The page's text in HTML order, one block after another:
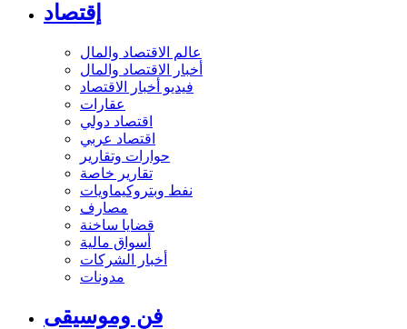
إقتصاد
عالم الاقتصاد والمال
أخبار الاقتصاد والمال
فيديو أخبار الاقتصاد
عقارات
اقتصاد دولي
اقتصاد عربي
حوارات وتقارير
تقارير خاصة
نفط وبتروكيماويات
مصارف
قضايا ساخنة
أسواق مالية
أخبار الشركات
مدونات
فن وموسيقى